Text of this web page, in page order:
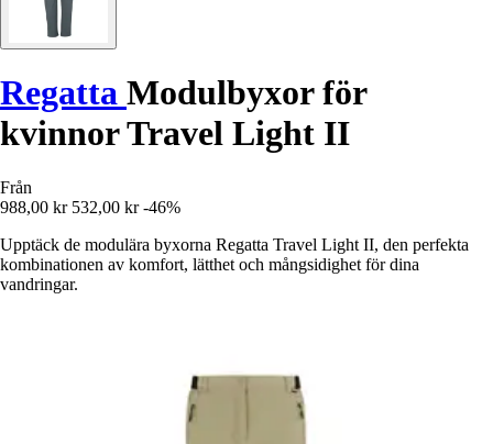
Regatta Modulbyxor för
kvinnor Travel Light II
Från
988,00 kr 532,00 kr -46%
Upptäck de modulära byxorna Regatta Travel Light II, den perfekta
kombinationen av komfort, lätthet och mångsidighet för dina
vandringar.